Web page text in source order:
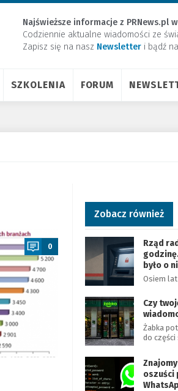
Najświeższe informacje z PRNews.pl
Codziennie aktualne wiadomości ze
Zapisz się na nasz Newsletter ​i bądź
SZKOLENIA FORUM
0
Zobacz również
Rząd
było o
Osiem
Czy
Żabka
do
oszuści